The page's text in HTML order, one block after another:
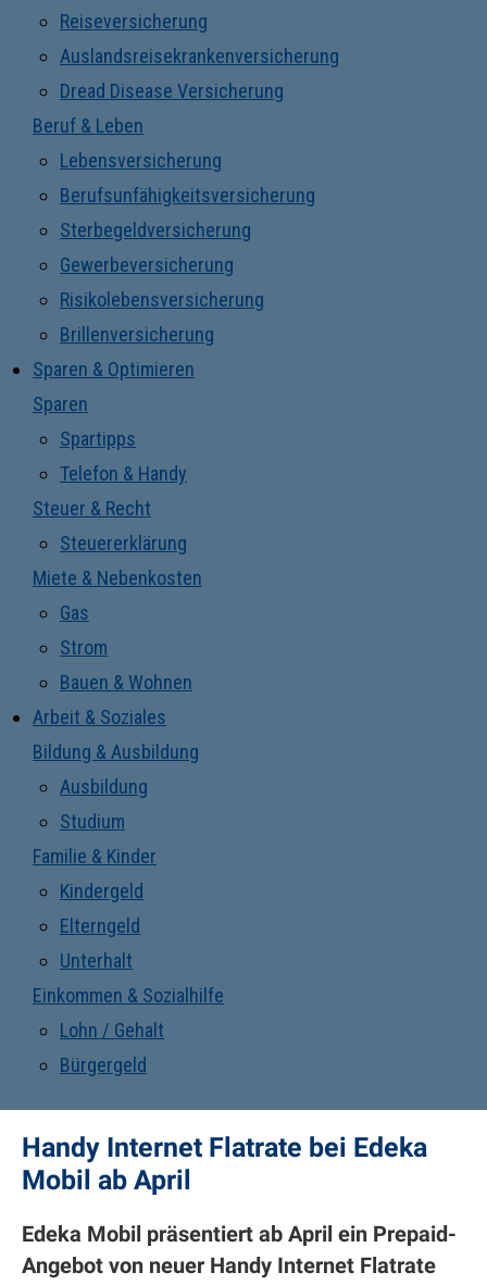
Reiseversicherung
Auslandsreisekrankenversicherung
Dread Disease Versicherung
Beruf & Leben
Lebensversicherung
Berufsunfähigkeitsversicherung
Sterbegeldversicherung
Gewerbeversicherung
Risikolebensversicherung
Brillenversicherung
Sparen & Optimieren
Sparen
Spartipps
Telefon & Handy
Steuer & Recht
Steuererklärung
Miete & Nebenkosten
Gas
Strom
Bauen & Wohnen
Arbeit & Soziales
Bildung & Ausbildung
Ausbildung
Studium
Familie & Kinder
Kindergeld
Elterngeld
Unterhalt
Einkommen & Sozialhilfe
Lohn / Gehalt
Bürgergeld
Handy Internet Flatrate bei Edeka
Mobil ab April
Edeka Mobil präsentiert ab April ein Prepaid-
Angebot von neuer Handy Internet Flatrate